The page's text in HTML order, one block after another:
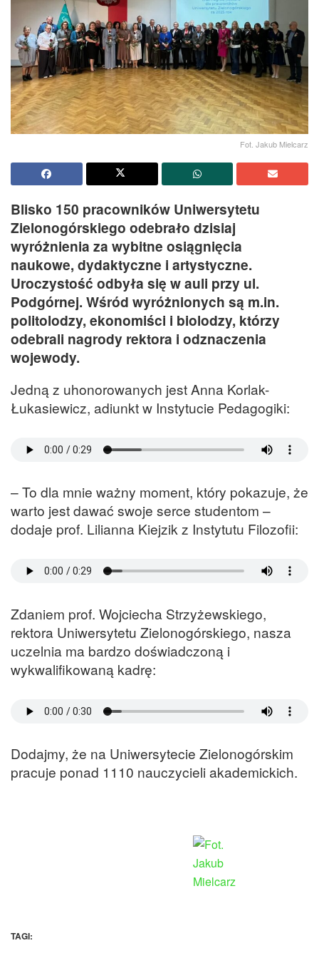
Fot. Jakub Mielcarz
Blisko 150 pracowników Uniwersytetu
Zielonogórskiego odebrało dzisiaj
wyróżnienia za wybitne osiągnięcia
naukowe, dydaktyczne i artystyczne.
Uroczystość odbyła się w auli przy ul.
Podgórnej. Wśród wyróżnionych są m.in.
politolodzy, ekonomiści i biolodzy, którzy
odebrali nagrody rektora i odznaczenia
wojewody.
Jedną z uhonorowanych jest Anna Korlak-
Łukasiewicz, adiunkt w Instytucie Pedagogiki:
– To dla mnie ważny moment, który pokazuje, że
warto jest dawać swoje serce studentom –
dodaje prof. Lilianna Kiejzik z Instytutu Filozofii:
Zdaniem prof. Wojciecha Strzyżewskiego,
rektora Uniwersytetu Zielonogórskiego, nasza
uczelnia ma bardzo doświadczoną i
wykwalifikowaną kadrę:
Dodajmy, że na Uniwersytecie Zielonogórskim
pracuje ponad 1110 nauczycieli akademickich.
TAGI: